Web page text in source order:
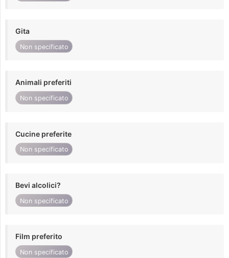
Gita
Non specificato
Animali preferiti
Non specificato
Cucine preferite
Non specificato
Bevi alcolici?
Non specificato
Film preferito
Non specificato